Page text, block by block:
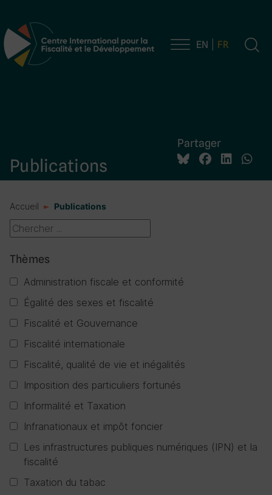
Navigation principale EN FR
Publications
Partager
Accueil Publications
Thèmes
Administration fiscale et conformité
Égalité des sexes et fiscalité
Fiscalité et Gouvernance
Fiscalité internationale
Fiscalité, qualité de vie et inégalités
Imposition des particuliers fortunés
Informalité et Taxation
Infranationaux et impôt foncier
Les infrastructures publiques numériques (IPN) et la
fiscalité
Taxation du tabac